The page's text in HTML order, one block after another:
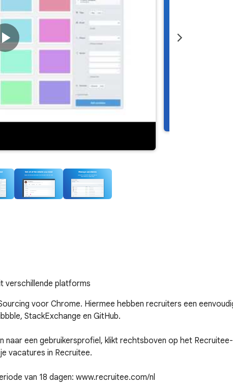
verschillende platforms
voor Chrome. Hiermee hebben recruiters een
StackExchange en GitHub.
naar een gebruikersprofiel, klikt rechtsboven op het
vacatures in Recruitee.
van 18 dagen: www.recruitee.com/nl